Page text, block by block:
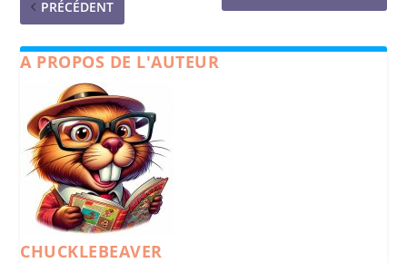
PRÉCÉDENT
A PROPOS DE L'AUTEUR
CHUCKLEBEAVER